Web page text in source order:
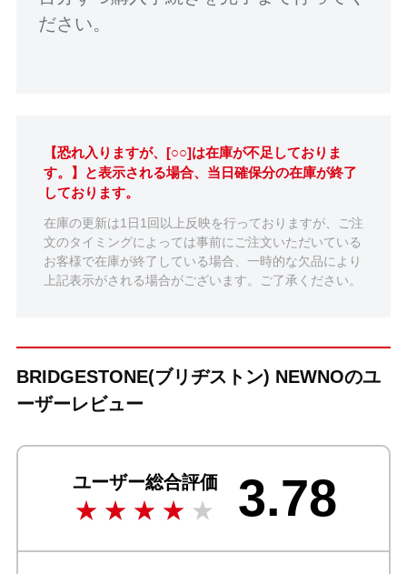
ださい。
【恐れ入りますが、[○○]は在庫が不足しておりま
す。】と表示される場合、当日確保分の在庫が終了
しております。
在庫の更新は1日1回以上反映を行っておりますが、ご注
文のタイミングによっては事前にご注文いただいている
お客様で在庫が終了している場合、一時的な欠品により
上記表示がされる場合がございます。ご了承ください。
BRIDGESTONE(ブリヂストン) NEWNOのユ
ーザーレビュー
ユーザー総合評価 3.78